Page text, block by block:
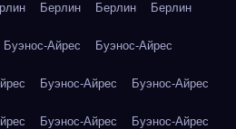
Берлин Берлин Берлин
Буэнос-Айрес Буэнос-Айрес
Буэнос-Айрес Буэнос-Айрес
Буэнос-Айрес Буэнос-Айрес